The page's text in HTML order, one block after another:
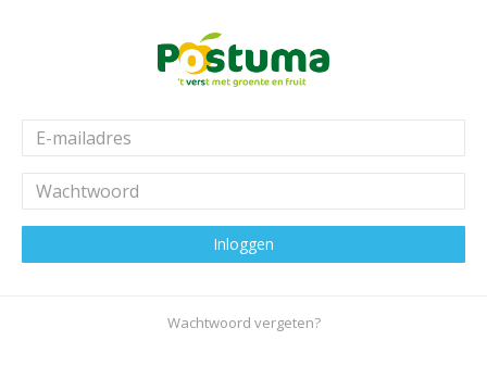
E-mailadres
Wachtwoord
Inloggen
Wachtwoord vergeten?